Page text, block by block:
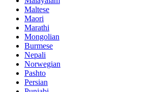
Maltese
Maori
Marathi
Mongolian
Burmese
Nepali
Norwegian
Pashto
Persian